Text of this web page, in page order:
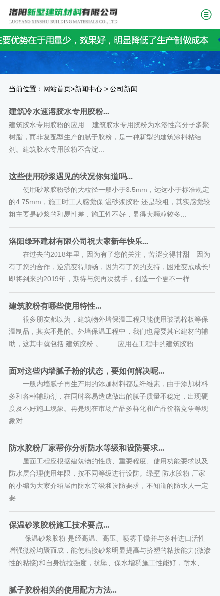
当前位置： 网站首页>新闻中心> 公司新闻
建筑冷水速溶胶水专用胶粉...
建筑胶水专用胶粉的应用 建筑胶水专用胶粉为水溶性高分子多聚
树脂，而非复配型生产的腻子胶粉，是一种新型的建筑涂料粘结
剂。建筑胶水专用胶粉不含淀...
这些使用砂浆遇见的状况你知道吗...
使用砂浆胶粉砂的大粒径一般小于3.5mm，远远小于标准规定
的4.75mm，施工时工人感觉保 温砂浆胶粉 还是较粗，其实感觉较
粗主要是砂浆的和易性差，施工性不好，显得大颗粒较多...
洛阳绿环建材有限公司祝大家新年快乐...
在过去的2018年里，因为有了您的关注，苦涩变得甘甜，因为
有了您的合作，逆流变得顺畅，因为有了您的支持，困难变成成长!
即将到来的2019年，期待与您再次携手，创造一个更不一样...
建筑胶粉有哪些使用特性...
很多朋友都以为，建筑物外墙保温工程只能使用玻璃棉板等保
温制品，其实不是的。外墙保温工程中，我们也需要其它建材的辅
助，这其中就包括 建筑胶粉 。 应用在工程中的建筑胶粉...
面对这些内墙腻子粉的状态，要如何解决呢...
一般内墙腻子再生产用的添加材料都是纤维素，由于添加材料
多和各种辅助剂，在同时容易造成做出的腻子质量不稳定，出现硬
度及不好施工现象。再是现在市场产品多样化和产品价格竞争等现
象对...
防水胶粉厂家帮你分析防水等级和设防要求...
屋面工程应根据建筑物的性质、重要程度、使用功能要求以及
防水层合理使用年限，按不同等级进行设防。绿墅 防水胶粉 厂家
的小编为大家介绍屋面防水等级和设防要求，不知道的防水人一定
要...
保温砂浆胶粉施工技术要点...
保温砂浆胶粉 是经高温、高压、喷雾干燥并与多种进口活性
增强微粉均聚而成，能使粘接砂浆明显提高与挤塑的粘接能力(微渗
性的粘接)和自身抗拉强度，抗坠、保水增稠施工性能好，耐水、...
腻子胶粉相关的使用配方方法...